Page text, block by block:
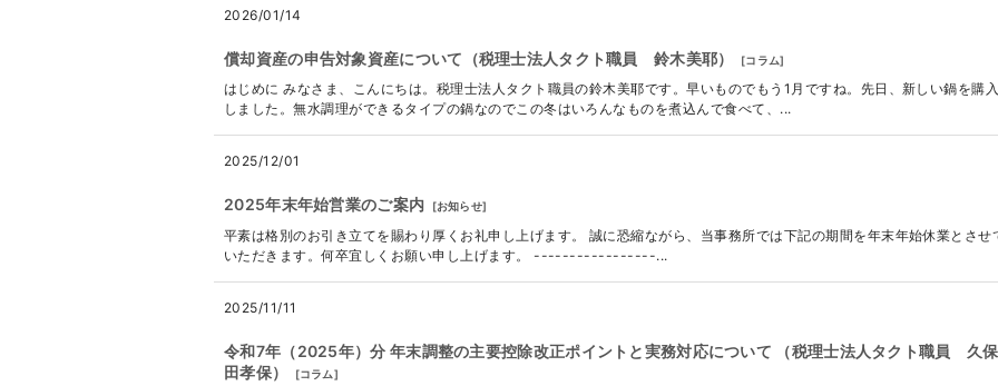
2026/01/14
償却資産の申告対象資産について（税理士法人タクト職員 鈴木美耶） [コラム]
はじめに みなさま、こんにちは。税理士法人タクト職員の鈴木美耶です。早いものでもう1月ですね。先日、新しい鍋を購入
しました。無水調理ができるタイプの鍋なのでこの冬はいろんなものを煮込んで食べて、...
2025/12/01
2025年末年始営業のご案内 [お知らせ]
平素は格別のお引き立てを賜わり厚くお礼申し上げます。 誠に恐縮ながら、当事務所では下記の期間を年末年始休業とさせ
いただきます。何卒宜しくお願い申し上げます。 -----------------...
2025/11/11
令和7年（2025年）分 年末調整の主要控除改正ポイントと実務対応について （税理士法人タクト職員 久保
田孝保）
[コラム]